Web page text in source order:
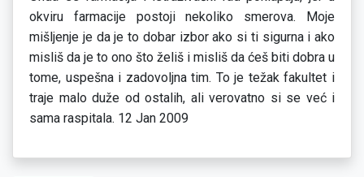
okviru farmacije postoji nekoliko smerova. Moje
mišljenje je da je to dobar izbor ako si ti sigurna i ako
misliš da je to ono što želiš i misliš da ćeš biti dobra u
tome, uspešna i zadovoljna tim. To je težak fakultet i
traje malo duže od ostalih, ali verovatno si se već i
sama raspitala. 12 Jan 2009